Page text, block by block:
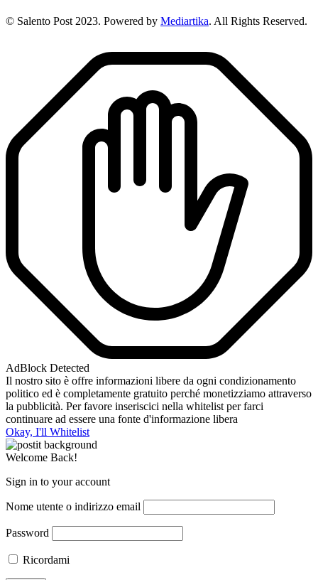
© Salento Post 2023. Powered by Mediartika. All Rights Reserved.
AdBlock Detected
Il nostro sito è offre informazioni libere da ogni condizionamento
politico ed è completamente gratuito perché monetizziamo attraverso
la pubblicità. Per favore inseriscici nella whitelist per farci
continuare ad essere una fonte d'informazione libera
Okay, I'll Whitelist
Welcome Back!
Sign in to your account
Nome utente o indirizzo email
Password
Ricordami